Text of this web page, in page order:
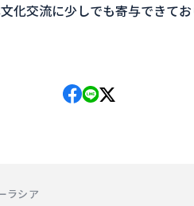
交流に少しでも寄与できてお
ラシア